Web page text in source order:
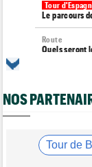
Tour
Le parcours
Route
Quels seront
Tour de
Tour de
Loes
NOS
Tour de